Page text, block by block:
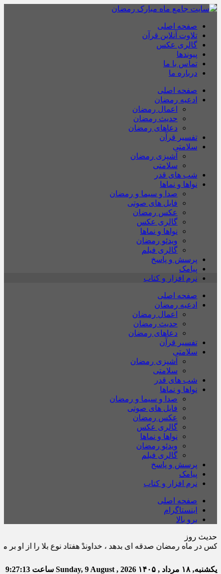
صفحه اصلی
تلاوت آنلاین قرآن
گالری عکس
پیوندها
تماس با ما
درباره ما
صفحه اصلی
ادعیه رمضان
اعمال رمضان
حدیث رمضان
دعاهای رمضان
تفسیر قرآن
سلامتی
آشپزی رمضان
سلامتی
شب های قدر
نواها و نماها
صدا و سیما و رمضان
فایل های صوتی
عکس رمضان
گالری عکس
نواها و نماها
ویدئو رمضان
گالری فیلم
پرسش و پاسخ
پیامک
نرم افزار و کتاب
صفحه اصلی
ادعیه رمضان
اعمال رمضان
حدیث رمضان
دعاهای رمضان
تفسیر قرآن
سلامتی
آشپزی رمضان
سلامتی
شب های قدر
نواها و نماها
صدا و سیما و رمضان
فایل های صوتی
عکس رمضان
گالری عکس
نواها و نماها
ویدئو رمضان
گالری فیلم
پرسش و پاسخ
پیامک
نرم افزار و کتاب
صفحه اصلی
اینستاگرام
برو بالا
حدیث روز
صدقه اى بدهد ، خداوندْ هفتاد نوع بلا را از او بر مى گرداند. ثواب
یکشنبه, ۱۸ مرداد , ۱۴۰۵ Sunday, 9 August , 2026 ساعت 9:27:14